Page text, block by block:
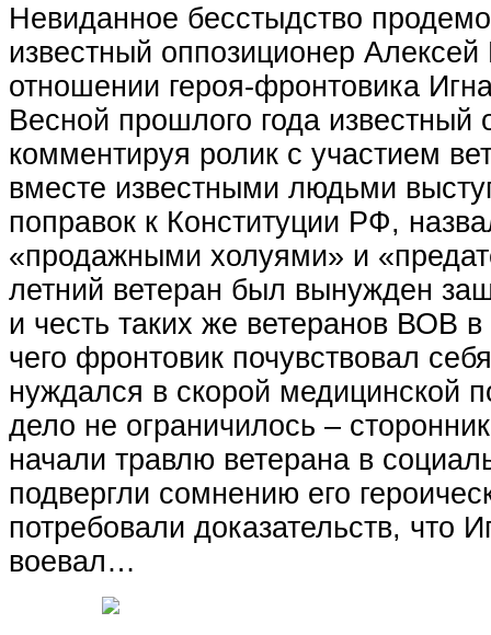
Невиданное бесстыдство
известный оппозиционер
отношении героя-фронтовика
Весной прошлого года известный
комментируя ролик с участием
вместе известными людьми
поправок к Конституции РФ,
«продажными холуями» и
летний ветеран был вынужден
и честь таких же ветеранов ВОВ
чего фронтовик почувствовал
нуждался в скорой медицинской
дело не ограничилось –
начали травлю ветерана в
подвергли сомнению его
потребовали доказательств, что
воевал…